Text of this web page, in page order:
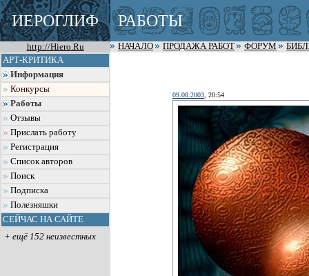
ИЕРОГЛИФ РАБОТЫ
http://Hiero.Ru НАЧАЛО ПРОДАЖА РАБОТ ФОРУМ
АРТ-КРИТИКА
Информация
Конкурсы
Работы
Отзывы
Прислать работу
Регистрация
Список авторов
Поиск
Подписка
Полезняшки
СЕЙЧАС НА САЙТЕ
+ ещё 152 неизвестных
09.08.2003 , 20:54